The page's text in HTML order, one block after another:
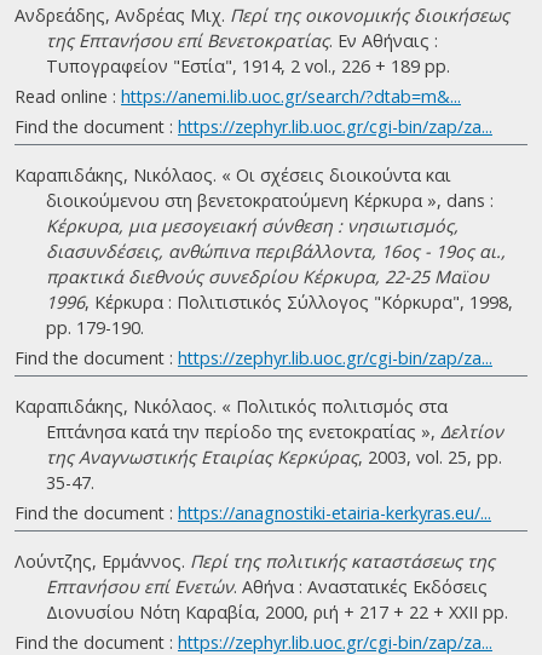
Ανδρεάδης, Ανδρέας Μιχ. Περί της οικονομικής διοικήσεως
της Επτανήσου επί Βενετοκρατίας. Eν Αθήναις :
Τυπογραφείον "Εστία", 1914, 2 vol., 226 + 189 pp.
Read online : https://anemi.lib.uoc.gr/search/?dtab=m&...
Find the document : https://zephyr.lib.uoc.gr/cgi-bin/zap/za...
Καραπιδάκης, Νικόλαος. « Οι σχέσεις διοικούντα και
διοικούμενου στη βενετοκρατούμενη Κέρκυρα », dans :
Κέρκυρα, μια μεσογειακή σύνθεση : νησιωτισμός,
διασυνδέσεις, ανθώπινα περιβάλλοντα, 16ος - 19ος αι.,
πρακτικά διεθνούς συνεδρίου Κέρκυρα, 22-25 Μαϊου
1996, Κέρκυρα : Πολιτιστικός Σύλλογος "Κόρκυρα", 1998,
pp. 179-190.
Find the document : https://zephyr.lib.uoc.gr/cgi-bin/zap/za...
Καραπιδάκης, Νικόλαος. « Πολιτικός πολιτισμός στα
Επτάνησα κατά την περίοδο της ενετοκρατίας », Δελτίον
της Αναγνωστικής Εταιρίας Κερκύρας, 2003, vol. 25, pp.
35-47.
Find the document : https://anagnostiki-etairia-kerkyras.eu/...
Λούντζης, Ερμάννος. Περί της πολιτικής καταστάσεως της
Επτανήσου επί Ενετών. Αθήνα : Αναστατικές Εκδόσεις
Διονυσίου Νότη Καραβία, 2000, ριή + 217 + 22 + ΧΧΙΙ pp.
Find the document : https://zephyr.lib.uoc.gr/cgi-bin/zap/za...